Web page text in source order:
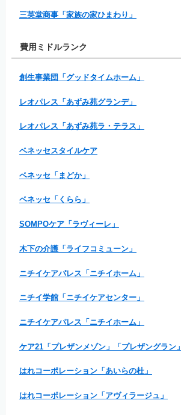
三英堂商事「家族の家ひまわり」
費用ミドルランク
創生事業団「グッドタイムホーム」
レオパレス「あずみ苑グランデ」
レオパレス「あずみ苑ラ・テラス」
ベネッセスタイルケア
ベネッセ「まどか」
ベネッセ「くらら」
SOMPOケア「ラヴィーレ」
木下の介護「ライフコミューン」
ニチイケアパレス「ニチイホーム」
ニチイ学館「ニチイケアセンター」
ニチイケアパレス「ニチイホーム」
ケア21「プレザンメゾン」「プレザングラン」
はれコーポレーション「あいらの杜」
はれコーポレーション「アヴィラージュ」